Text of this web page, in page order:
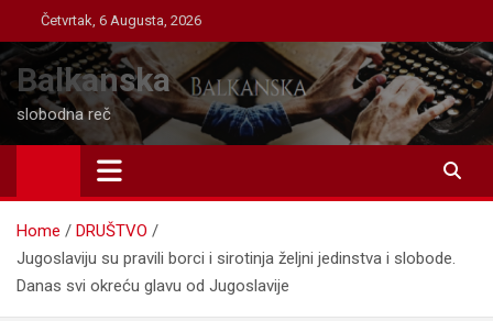
to
content
Četvrtak, 6 Augusta, 2026
Balkanska
slobodna reč
Home
DRUŠTVO
Jugoslaviju su pravili borci i sirotinja željni jedinstva i slobode.
Danas svi okreću glavu od Jugoslavije